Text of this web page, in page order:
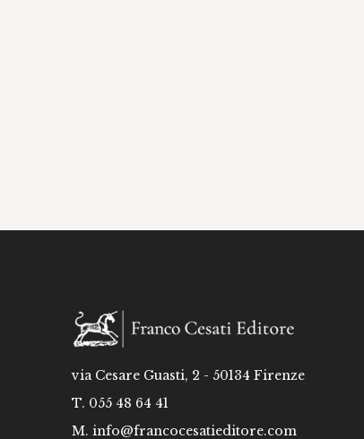
via Cesare Guasti, 2 - 50134 Firenze
T. 055 48 64 41
M. info@francocesatieditore.com